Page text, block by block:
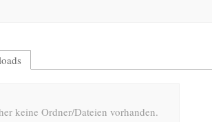
keine Ordner/Dateien vorhanden.